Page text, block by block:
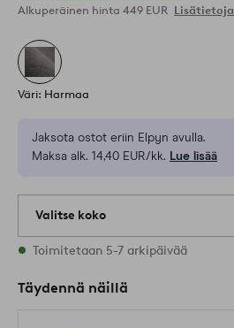
Alkuperäinen hinta 449 EUR Lisätietoja
Väri: Harmaa
Jaksota ostot eriin Elpyn avulla.
Maksa alk. 14,40 EUR/kk. Lue lisää
Valitse koko
1 varastossa olevat koot
Toimitetaan 5-7 arkipäivää
Täydennä näillä